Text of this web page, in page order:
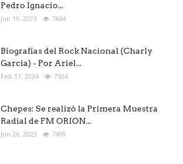
Pedro Ignacio...
Jun 19, 2023 7664
Biografías del Rock Nacional (Charly
Garcia) - Por Ariel...
Feb 17, 2024 7504
Chepes: Se realizó la Primera Muestra
Radial de FM ORION...
Jun 26, 2023 7499